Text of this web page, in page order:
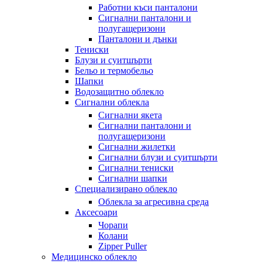
Работни къси панталони
Сигнални панталони и
полугащеризони
Панталони и дънки
Тениски
Блузи и суитшърти
Бельо и термобельо
Шапки
Водозащитно облекло
Сигнални облекла
Сигнални якета
Сигнални панталони и
полугащеризони
Сигнални жилетки
Сигнални блузи и суитшърти
Сигнални тениски
Сигнални шапки
Специализирано облекло
Облекла за агресивна среда
Аксесоари
Чорапи
Колани
Zipper Puller
Медицинско облекло